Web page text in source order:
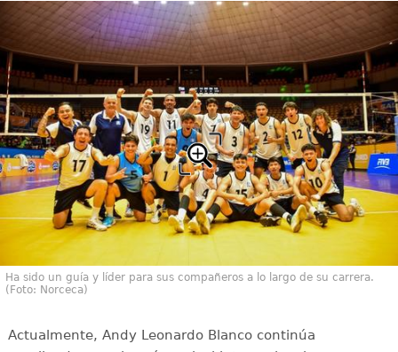
Ha sido un guía y líder para sus compañeros a lo largo de su carrera.
(Foto: Norceca)
Actualmente, Andy Leonardo Blanco continúa